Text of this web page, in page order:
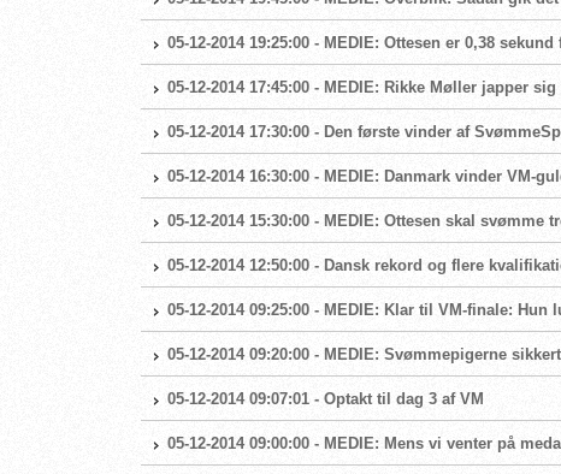
05-12-2014 19:25:00 - MEDIE: Ottesen er 0,38
05-12-2014 17:45:00 - MEDIE: Rikke Møller japper
05-12-2014 17:30:00 - Den første vinder af
05-12-2014 16:30:00 - MEDIE: Danmark vinder VM-
05-12-2014 15:30:00 - MEDIE: Ottesen skal svømme
05-12-2014 12:50:00 - Dansk rekord og flere
05-12-2014 09:25:00 - MEDIE: Klar til VM-finale:
05-12-2014 09:20:00 - MEDIE: Svømmepigerne
05-12-2014 09:07:01 - Optakt til dag 3 af VM
05-12-2014 09:00:00 - MEDIE: Mens vi venter på